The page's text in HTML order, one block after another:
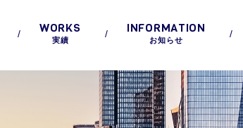
WORKS
実績
INFORMATION
お知らせ